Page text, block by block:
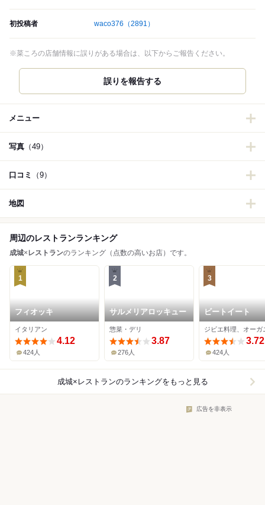
初投稿者 waco376 （2891）
※菜ころの店舗情報に誤りがある場合は、以下からご報告ください。
誤りを報告する
メニュー
写真 （49）
口コミ （9）
地図
周辺のレストランランキング
成城× レストランのランキング（点数の高いお店）です。
1
フィオッキ
イタリアン
4.12
424人
2
サルメリアロッキュー
惣菜・デリ
3.87
276人
3
ビートイート
ジビエ料理、オーガ
3.72
424人
成城×レストランのランキングをもっと見る
広告を非表示